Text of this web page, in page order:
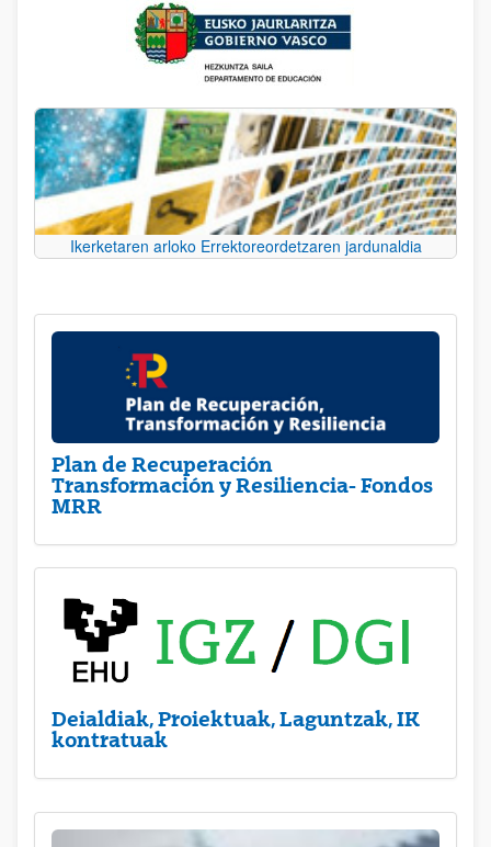
Ikerketaren arloko Errektoreordetzaren jardunaldia
Plan de Recuperación
Transformación y Resiliencia- Fondos
MRR
Deialdiak, Proiektuak, Laguntzak, IK
kontratuak